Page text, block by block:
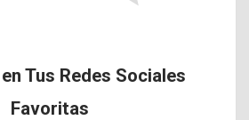
Tus Redes Sociales
Favoritas